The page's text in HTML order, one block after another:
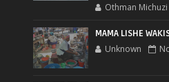
Othman Michuzi
MAMA LISHE
Unknown